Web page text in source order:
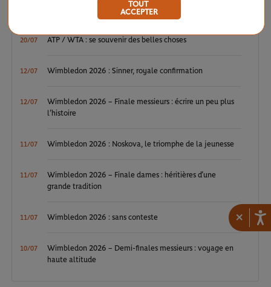
×
ATP / WTA : Van Assche et Tagger, la relève couronnée
20/07 ATP / WTA : se souvenir des belles choses
12/07 Wimbledon 2026 : Sinner, royale confirmation
12/07
Wimbledon 2026 – Finale messieurs : écrire un peu plus
l’histoire
11/07 Wimbledon 2026 : Noskova, le triomphe de la jeunesse
11/07
Wimbledon 2026 – Finale dames : héritières d’une
grande tradition
11/07 Wimbledon 2026 : sans conteste
10/07
Wimbledon 2026 – Demi-finales messieurs : voyage en
haute altitude
TOUT
ACCEPTER